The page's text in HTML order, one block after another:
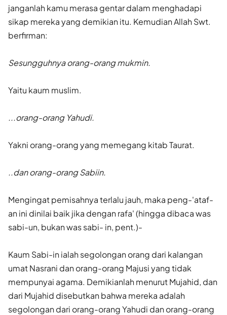
janganlah kamu merasa gentar dalam menghadapi
sikap mereka yang demikian itu. Kemudian Allah Swt.
berfirman:
Sesungguhnya orang-orang mukmin.
Yaitu kaum muslim.
...orang-orang Yahudi.
Yakni orang-orang yang memegang kitab Taurat.
..dan orang-orang Sabiin.
Mengingat pemisahnya terlalu jauh, maka peng-'ataf-
an ini dinilai baik jika dengan rafa' (hingga dibaca was
sabi-un, bukan was sabi- in, pent.)-
Kaum Sabi-in ialah segolongan orang dari kalangan
umat Nasrani dan orang-orang Majusi yang tidak
mempunyai agama. Demikianlah menurut Mujahid, dan
dari Mujahid disebutkan bahwa mereka adalah
segolongan dari orang-orang Yahudi dan orang-orang